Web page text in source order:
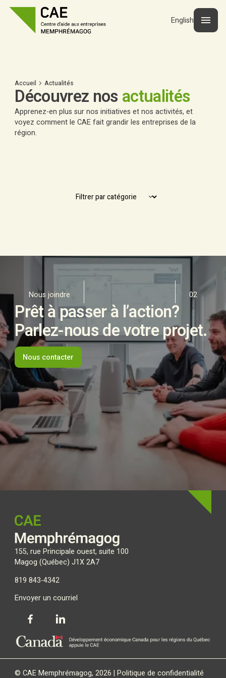
English
Accueil Actualités
Découvrez nos actualités
Apprenez-en plus sur nos initiatives et nos activités, et
voyez comment le CAE fait grandir les entreprises de la
région.
Nous joindre 02
Prêt à passer à l’action?
Parlez-nous de votre projet.
Nous contacter
155, rue Principale ouest, suite 100
Magog (Québec) J1X 2A7
819 843-4342
Envoyer un courriel
© CAE Memphrémagog, 2026 |Politique de confidentialité